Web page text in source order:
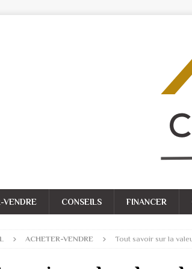
VENDRE CONSEILS FINANCER
ACHETER-VENDRE Tout savoir sur la